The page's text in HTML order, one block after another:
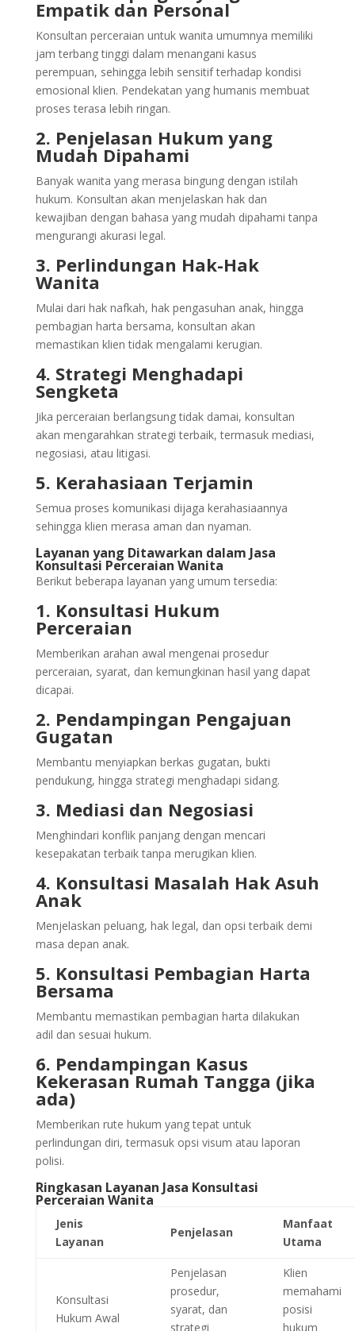
Empatik dan Personal
Konsultan perceraian untuk wanita umumnya memiliki
jam terbang tinggi dalam menangani kasus
perempuan, sehingga lebih sensitif terhadap kondisi
emosional klien. Pendekatan yang humanis membuat
proses terasa lebih ringan.
2. Penjelasan Hukum yang
Mudah Dipahami
Banyak wanita yang merasa bingung dengan istilah
hukum. Konsultan akan menjelaskan hak dan
kewajiban dengan bahasa yang mudah dipahami tanpa
mengurangi akurasi legal.
3. Perlindungan Hak-Hak
Wanita
Mulai dari hak nafkah, hak pengasuhan anak, hingga
pembagian harta bersama, konsultan akan
memastikan klien tidak mengalami kerugian.
4. Strategi Menghadapi
Sengketa
Jika perceraian berlangsung tidak damai, konsultan
akan mengarahkan strategi terbaik, termasuk mediasi,
negosiasi, atau litigasi.
5. Kerahasiaan Terjamin
Semua proses komunikasi dijaga kerahasiaannya
sehingga klien merasa aman dan nyaman.
Layanan yang Ditawarkan dalam Jasa
Konsultasi Perceraian Wanita
Berikut beberapa layanan yang umum tersedia:
1. Konsultasi Hukum
Perceraian
Memberikan arahan awal mengenai prosedur
perceraian, syarat, dan kemungkinan hasil yang dapat
dicapai.
2. Pendampingan Pengajuan
Gugatan
Membantu menyiapkan berkas gugatan, bukti
pendukung, hingga strategi menghadapi sidang.
3. Mediasi dan Negosiasi
Menghindari konflik panjang dengan mencari
kesepakatan terbaik tanpa merugikan klien.
4. Konsultasi Masalah Hak Asuh
Anak
Menjelaskan peluang, hak legal, dan opsi terbaik demi
masa depan anak.
5. Konsultasi Pembagian Harta
Bersama
Membantu memastikan pembagian harta dilakukan
adil dan sesuai hukum.
6. Pendampingan Kasus
Kekerasan Rumah Tangga (jika
ada)
Memberikan rute hukum yang tepat untuk
perlindungan diri, termasuk opsi visum atau laporan
polisi.
Ringkasan Layanan Jasa Konsultasi
Perceraian Wanita
Jenis
Layanan
Penjelasan
Manfaat
Utama
Konsultasi
Hukum Awal
Penjelasan
prosedur,
syarat, dan
strategi
Klien
memahami
posisi
hukum